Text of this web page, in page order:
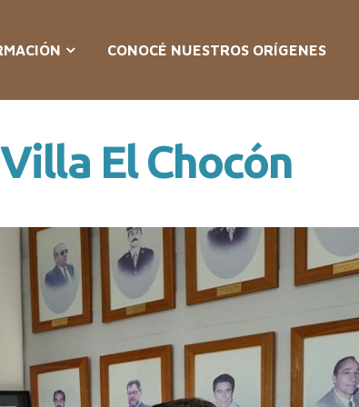
CONOCÉ NUESTROS ORÍGENES
El Chocón